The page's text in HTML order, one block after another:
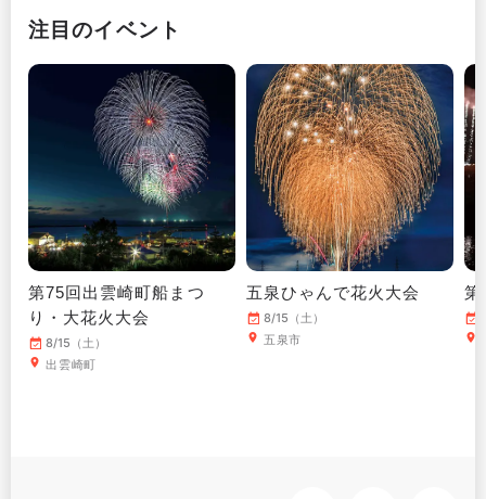
注目のイベント
第75回出雲崎町船まつ
り・大花火大会
8/15（土）
出雲崎町
五泉ひゃんで花火大会
8/15（土）
五泉市
第